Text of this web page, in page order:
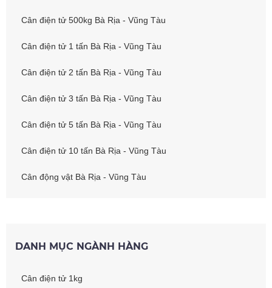
Cân điện tử 500kg Bà Rịa - Vũng Tàu
Cân điện tử 1 tấn Bà Rịa - Vũng Tàu
Cân điện tử 2 tấn Bà Rịa - Vũng Tàu
Cân điện tử 3 tấn Bà Rịa - Vũng Tàu
Cân điện tử 5 tấn Bà Rịa - Vũng Tàu
Cân điện tử 10 tấn Bà Rịa - Vũng Tàu
Cân động vật Bà Rịa - Vũng Tàu
DANH MỤC NGÀNH HÀNG
Cân điện tử 1kg